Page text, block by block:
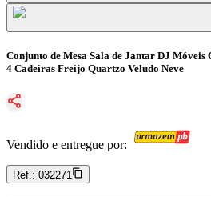
Conjunto de Mesa Sala de Jantar DJ Móveis
4 Cadeiras Freijo Quartzo Veludo Neve
Vendido e entregue por:
Ref.: 032271